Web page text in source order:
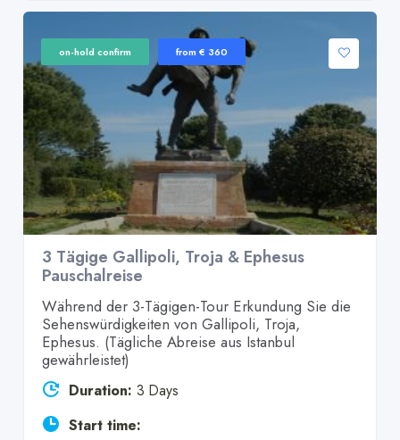
on-hold confirm from € 360
3 Tägige Gallipoli, Troja & Ephesus
Pauschalreise
Während der 3-Tägigen-Tour Erkundung Sie die
Sehenswürdigkeiten von Gallipoli, Troja,
Ephesus. (Tägliche Abreise aus Istanbul
gewährleistet)
Duration: 3 Days
Start time: